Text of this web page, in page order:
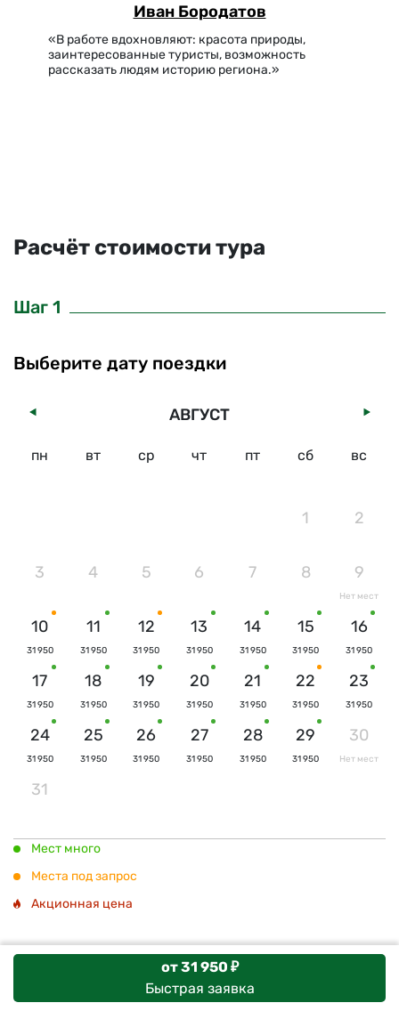
Иван Бородатов
«В работе вдохновляют: красота природы,
заинтересованные туристы, возможность
рассказать людям историю региона.»
Расчёт стоимости тура
Шаг 1
Выберите дату поездки
АВГУСТ
пн вт ср чт пт сб вс
1 2
3 4 5 6 7 8 9
Нет мест
10
31 950
11
31 950
12
31 950
13
31 950
14
31 950
15
31 950
16
31 950
17
31 950
18
31 950
19
31 950
20
31 950
21
31 950
22
31 950
23
31 950
24
31 950
25
31 950
26
31 950
27
31 950
28
31 950
29
31 950
30
Нет мест
31
Мест много
Места под запрос
Акционная цена
от 31 950 ₽
Быстрая заявка